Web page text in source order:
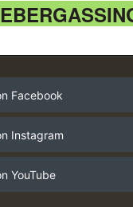
Facebook
Instagram
YouTube